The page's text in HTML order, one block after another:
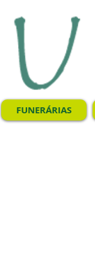
FUNERÁRIAS